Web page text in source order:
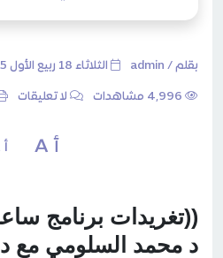
بقلم / admin الثلاثاء 18 ربيع الأول 1445هـ 03 أكتوبر 2023م
لا تعليقات
أ A أ A
((تغريدات برنامج
د محمد السلومي مع